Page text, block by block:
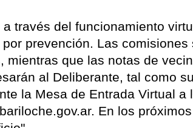
través del funcionamiento
prevención. Las comisiones
mientras que las notas de
al Deliberante, tal como
la Mesa de Entrada Virtual a
En los